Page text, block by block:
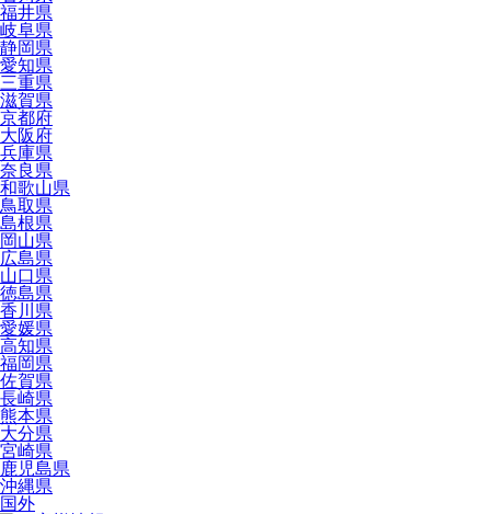
福井県
岐阜県
静岡県
愛知県
三重県
滋賀県
京都府
大阪府
兵庫県
奈良県
和歌山県
鳥取県
島根県
岡山県
広島県
山口県
徳島県
香川県
愛媛県
高知県
福岡県
佐賀県
長崎県
熊本県
大分県
宮崎県
鹿児島県
沖縄県
国外